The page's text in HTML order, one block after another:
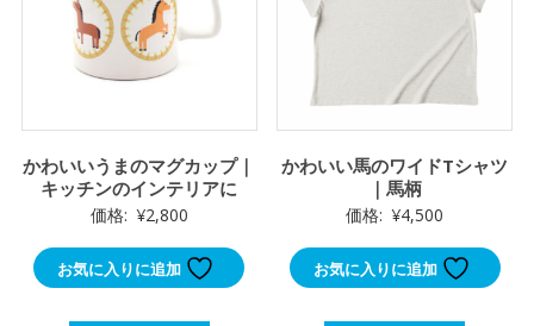
かわいいうまのマグカップ｜
キッチンのインテリアに
価格: ¥2,800
お気に入りに追加
かわいい馬のワイドTシャツ
｜馬柄
価格: ¥4,500
お気に入りに追加